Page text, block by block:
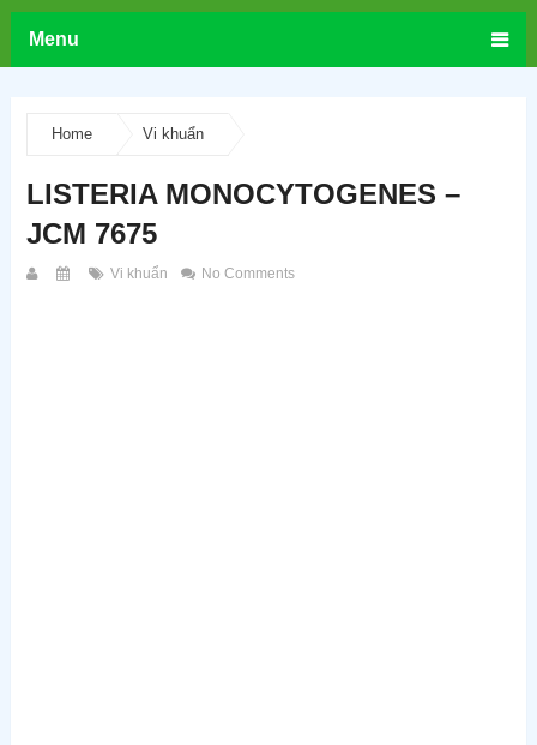
Menu
Home Vi khuẩn
LISTERIA MONOCYTOGENES –
JCM 7675
Vi khuẩn No Comments